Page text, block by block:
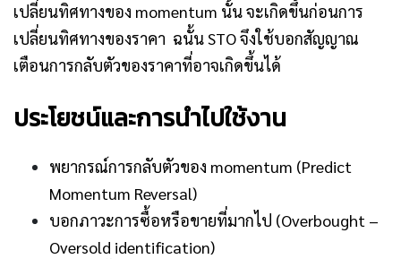
เปลี่ยนทิศทางของ momentum นั้น จะเกิดขึ้นก่อนการ
เปลี่ยนทิศทางของราคา ฉนั้น STO จึงใช้บอกสัญญาณ
เตือนการกลับตัวของราคาที่อาจเกิดขึ้นได้
ประโยชน์และการนำไปใช้งาน
พยากรณ์การกลับตัวของ momentum (Predict
Momentum Reversal)
บอกภาวะการซื้อหรือขายที่มากไป (Overbought –
Oversold identification)